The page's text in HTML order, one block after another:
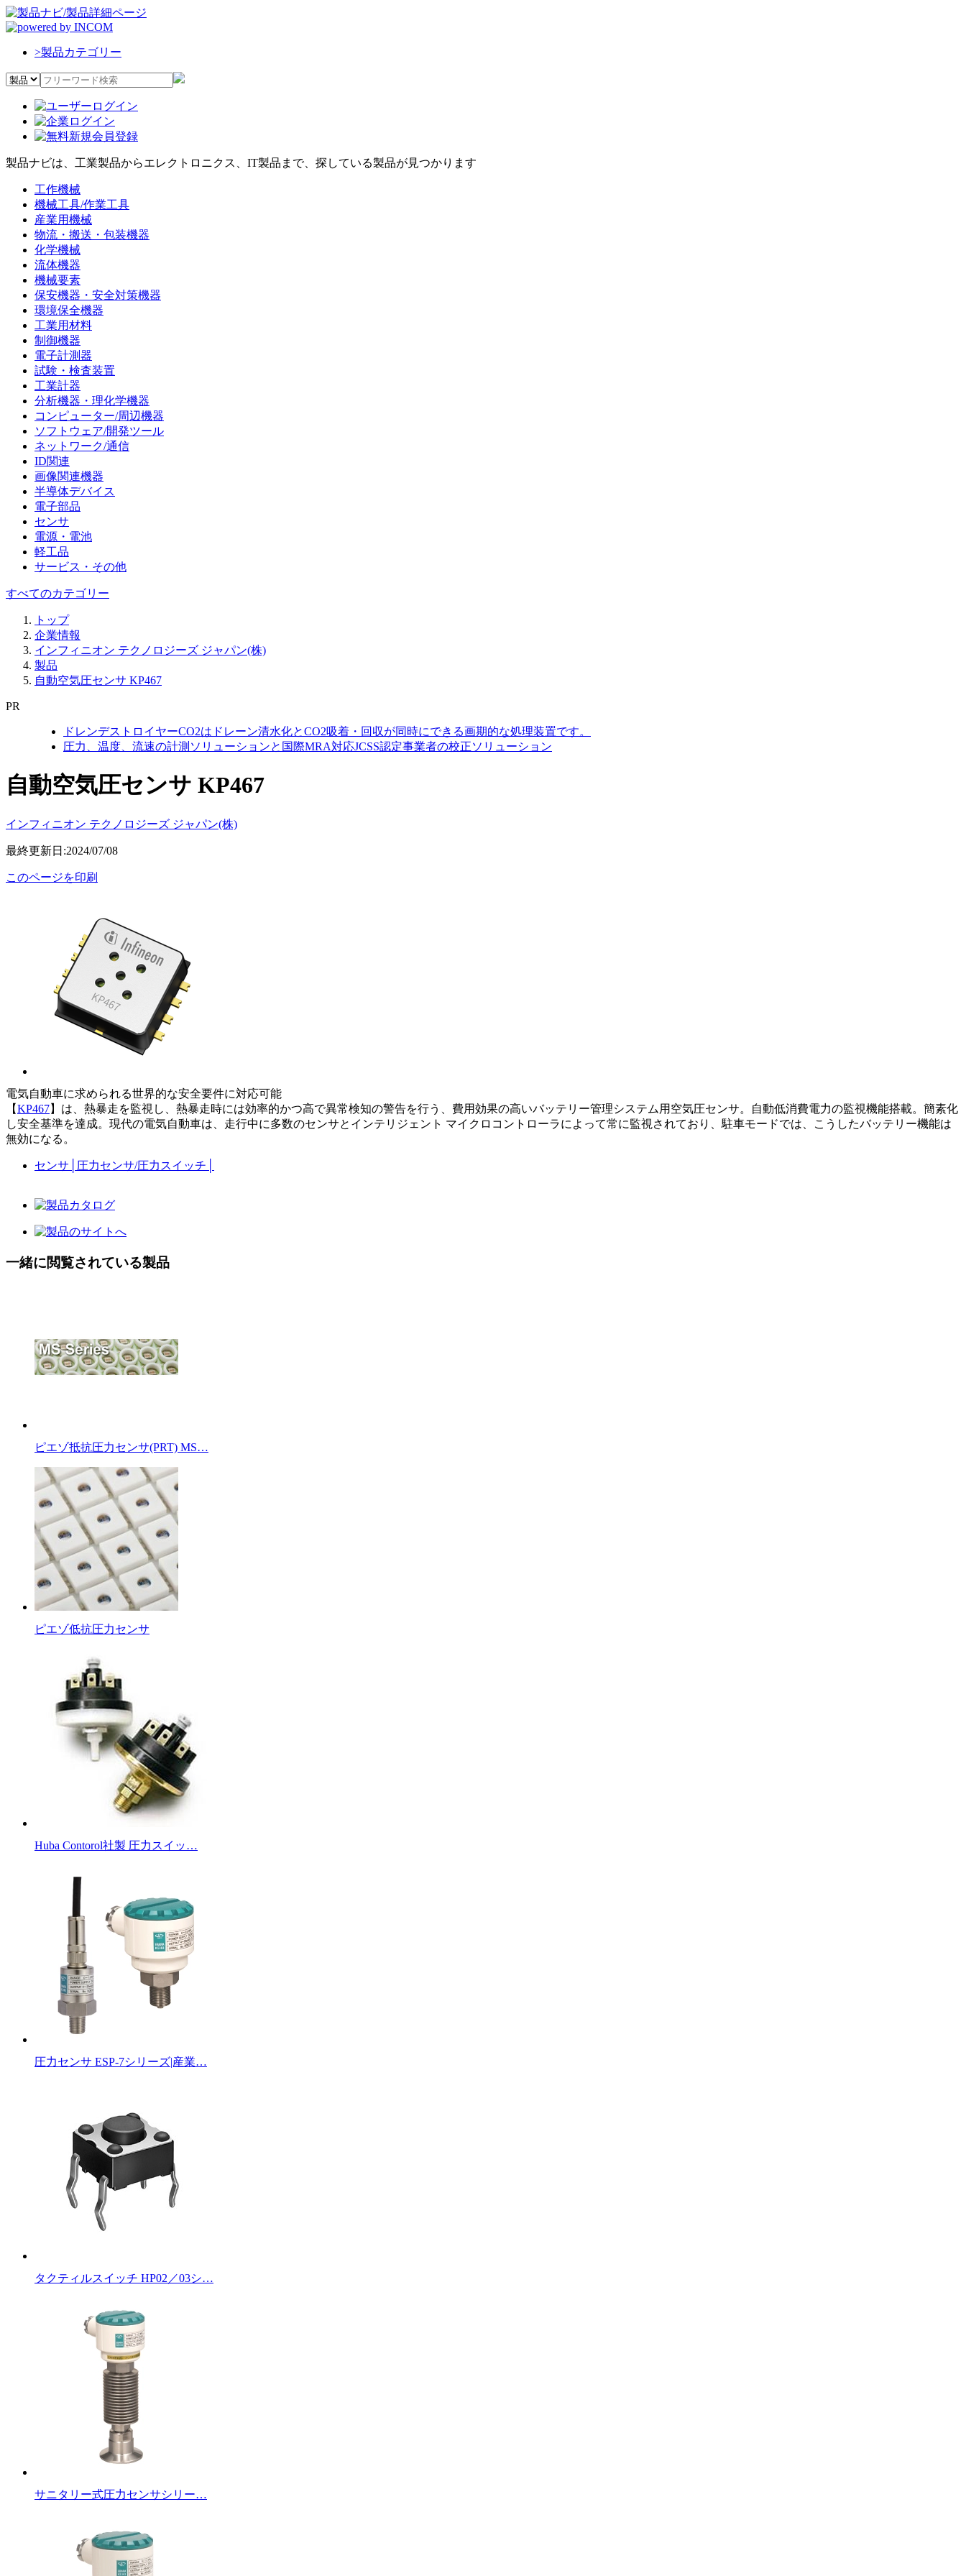
>製品カテゴリー
製品ナビは、工業製品からエレクトロニクス、IT製品まで、探している製品が見つかります
工作機械
機械工具/作業工具
産業用機械
物流・搬送・包装機器
化学機械
流体機器
機械要素
保安機器・安全対策機器
環境保全機器
工業用材料
制御機器
電子計測器
試験・検査装置
工業計器
分析機器・理化学機器
コンピューター/周辺機器
ソフトウェア/開発ツール
ネットワーク/通信
ID関連
画像関連機器
半導体デバイス
電子部品
センサ
電源・電池
軽工品
サービス・その他
すべてのカテゴリー
トップ
企業情報
インフィニオン テクノロジーズ ジャパン(株)
製品
自動空気圧センサ KP467
PR
ドレンデストロイヤーCO2はドレーン清水化とCO2吸着・回収が同時にできる画期的な処理装置です。
圧力、温度、流速の計測ソリューションと国際MRA対応JCSS認定事業者の校正ソリューション
自動空気圧センサ KP467
インフィニオン テクノロジーズ ジャパン(株)
最終更新日:2024/07/08
このページを印刷
電気自動車に求められる世界的な安全要件に対応可能
【KP467】は、熱暴走を監視し、熱暴走時には効率的かつ高で異常検知の警告を行う、費用効果の高いバッテリー管理システム用空気圧センサ。自動低消費電力の監視機能搭載。簡素化
し安全基準を達成。現代の電気自動車は、走行中に多数のセンサとインテリジェント マイクロコントローラによって常に監視されており、駐車モードでは、こうしたバッテリー機能は
無効になる。
センサ 圧力センサ/圧力スイッチ
一緒に閲覧されている製品
ピエゾ抵抗圧力センサ(PRT) MS…
ピエゾ低抗圧力センサ
Huba Contorol社製 圧力スイッ…
圧力センサ ESP-7シリーズ|産業…
タクティルスイッチ HP02／03シ…
サニタリー式圧力センサシリー…